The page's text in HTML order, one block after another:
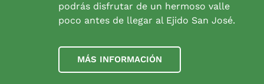
podrás disfrutar de un hermoso valle
poco antes de llegar al Ejido San José.
MÁS INFORMACIÓN